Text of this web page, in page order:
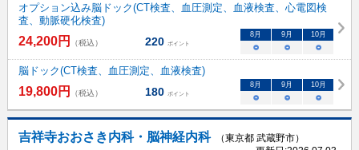
オプション込み脳ドック(CT検査、血圧測定、血液検査、心電図検
査、動脈硬化検査)
24,200円 （税込） 220 ポイント
8 月 9 月 10月
○ ○ ○
脳ドック(CT検査、血圧測定、血液検査)
19,800円 （税込） 180 ポイント
8 月 9 月 10月
○ ○ ○
吉祥寺おおさき内科・脳神経内科
（東京都 武蔵野市）